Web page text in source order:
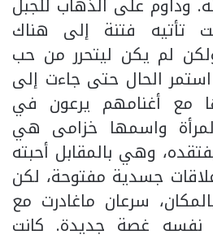
تأتيه فتنة إلى هناك
لم يكن ليتحرر من حب
الحال حتى جاءت إلى
مع أغنامهم يرعون في
واسمها خزامى هي
وهي بالمقابل أحبته
جسدية مفتوحة، لكن
سرعان ماغادرت مع
نفسه غصة جديدة. كانت